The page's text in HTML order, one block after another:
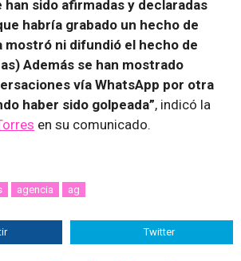
han sido afirmadas y declaradas
habría grabado un hecho de
mostró ni difundió el hecho de
Además se han mostrado
vía WhatsApp por otra
haber sido golpeada”, indicó la
en su comunicado.
agencia ag
Twitter